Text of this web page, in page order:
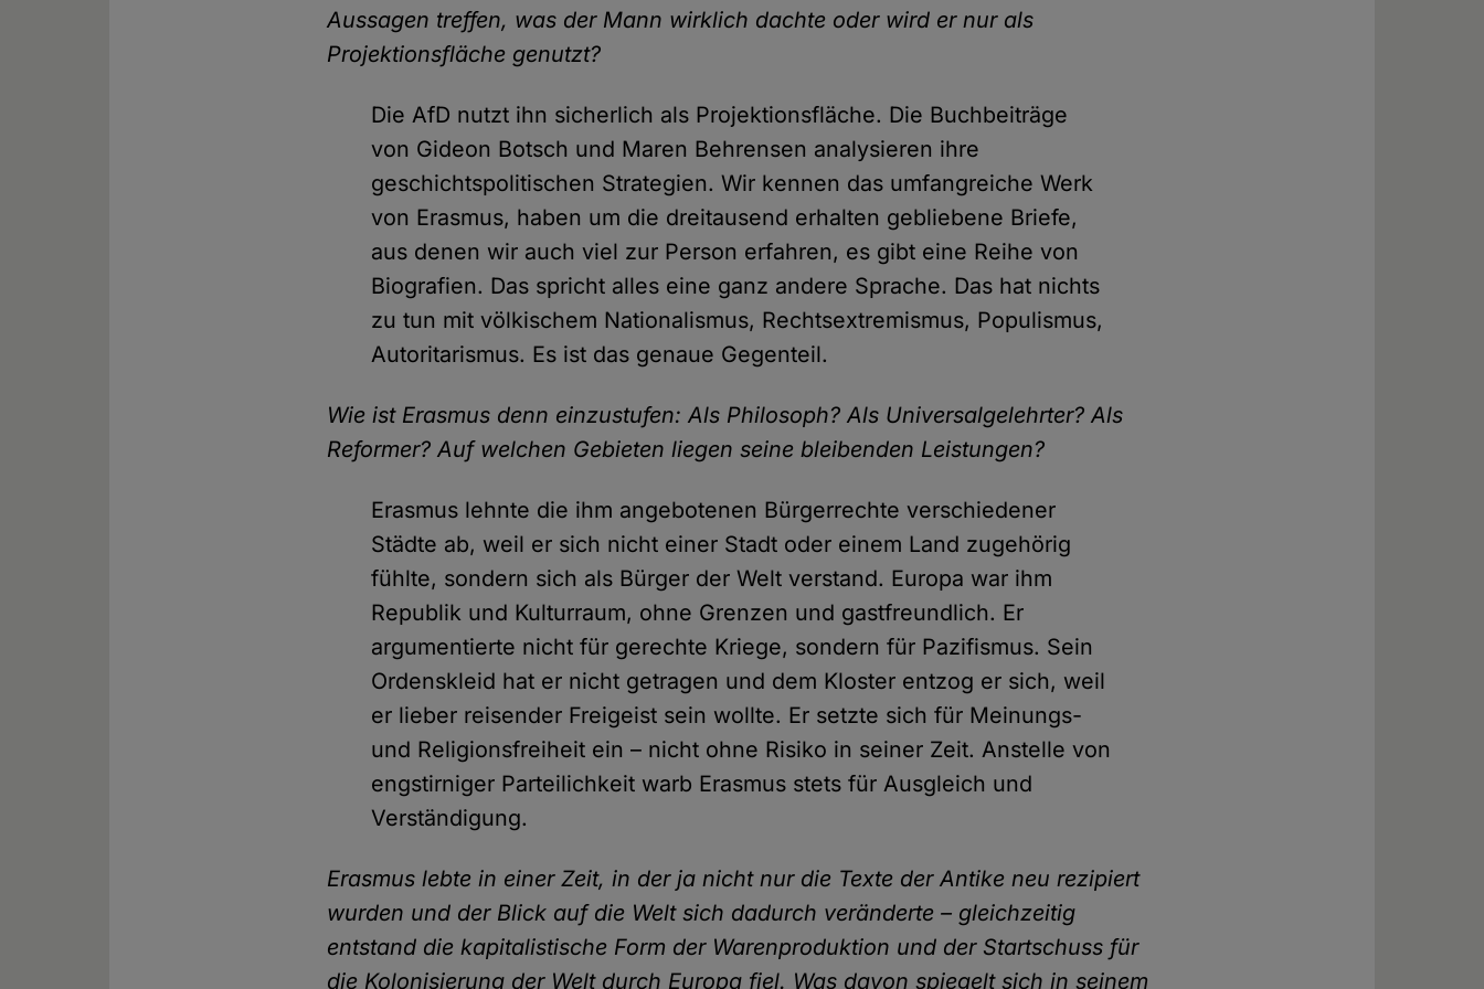
Aussagen treffen, was der Mann wirklich dachte oder wird er nur als
Projektionsfläche genutzt?
Die AfD nutzt ihn sicherlich als Projektionsfläche. Die Buchbeiträge
von Gideon Botsch und Maren Behrensen analysieren ihre
geschichtspolitischen Strategien. Wir kennen das umfangreiche Werk
von Erasmus, haben um die dreitausend erhalten gebliebene Briefe,
aus denen wir auch viel zur Person erfahren, es gibt eine Reihe von
Biografien. Das spricht alles eine ganz andere Sprache. Das hat nichts
zu tun mit völkischem Nationalismus, Rechtsextremismus, Populismus,
Autoritarismus. Es ist das genaue Gegenteil.
Wie ist Erasmus denn einzustufen: Als Philosoph? Als Universalgelehrter? Als
Reformer? Auf welchen Gebieten liegen seine bleibenden Leistungen?
Erasmus lehnte die ihm angebotenen Bürgerrechte verschiedener
Städte ab, weil er sich nicht einer Stadt oder einem Land zugehörig
fühlte, sondern sich als Bürger der Welt verstand. Europa war ihm
Republik und Kulturraum, ohne Grenzen und gastfreundlich. Er
argumentierte nicht für gerechte Kriege, sondern für Pazifismus. Sein
Ordenskleid hat er nicht getragen und dem Kloster entzog er sich, weil
er lieber reisender Freigeist sein wollte. Er setzte sich für Meinungs-
und Religionsfreiheit ein – nicht ohne Risiko in seiner Zeit. Anstelle von
engstirniger Parteilichkeit warb Erasmus stets für Ausgleich und
Verständigung.
Erasmus lebte in einer Zeit, in der ja nicht nur die Texte der Antike neu rezipiert
wurden und der Blick auf die Welt sich dadurch veränderte – gleichzeitig
entstand die kapitalistische Form der Warenproduktion und der Startschuss für
die Kolonisierung der Welt durch Europa fiel. Was davon spiegelt sich in seinem